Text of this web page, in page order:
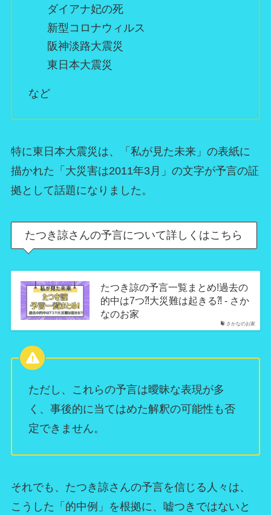
ダイアナ妃の死
新型コロナウィルス
阪神淡路大震災
東日本大震災
など
特に東日本大震災は、「私が見た未来」の表紙に
描かれた「大災害は2011年3月」の文字が予言の証
拠として話題になりました。
たつき諒さんの予言について詳しくはこちら
さかなのお家
たつき諒の予言一覧まとめ!過去の
的中は7つ⁈大災難は起きる⁈ - さか
なのお家
ただし、これらの予言は曖昧な表現が多
く、事後的に当てはめた解釈の可能性も否
定できません。
それでも、たつき諒さんの予言を信じる人々は、
こうした「的中例」を根拠に、嘘つきではないと